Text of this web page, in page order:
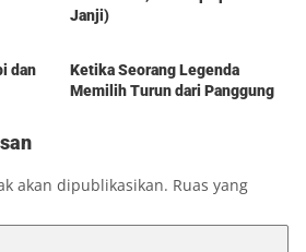
Janji)
dan
Berita
Ketika Seorang Legenda
Memilih Turun dari Panggung
akan dipublikasikan. Ruas yang